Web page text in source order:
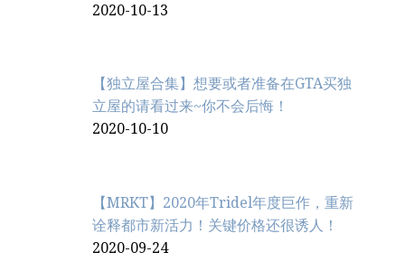
2020-10-13
【独立屋合集】想要或者准备在GTA买独
立屋的请看过来~你不会后悔！
2020-10-10
【MRKT】2020年Tridel年度巨作，重新
诠释都市新活力！关键价格还很诱人！
2020-09-24